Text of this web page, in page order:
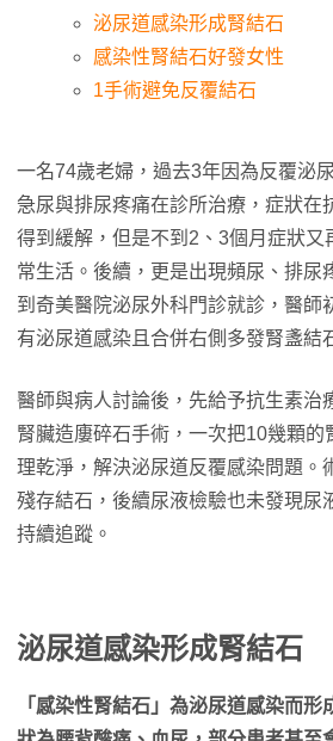
泌尿道感染形成腎結石
感染性腎結石好發女性
1手術避免反覆結石
一名74歲老婦，過去3年因為反覆泌
急尿與排尿疼痛在診所治療，症狀在
得到緩解，但是不到2、3個月症狀又
常生活。後續，更是出現頻尿、排尿
到奇美醫院泌尿外科門診就診，醫師
有泌尿道感染且合併右側多發腎盞結
醫師與病人討論後，先給予抗生素治
腎臟造廔碎石手術，一次把10幾顆的
理乾淨，解決泌尿道反覆感染問題。
殘存結石，後續尿液檢驗也未發現尿
持續追蹤。
泌尿道感染形成腎結石
「感染性腎結石」為泌尿道感染而